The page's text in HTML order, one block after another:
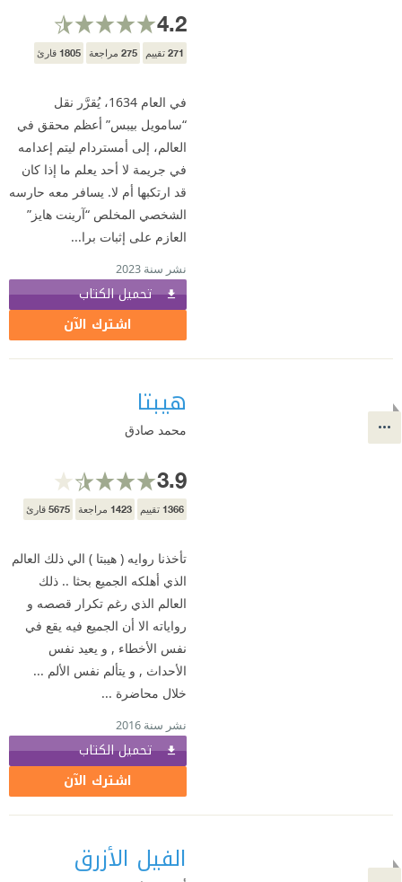
4.2
271 تقييم 275 مراجعة 1805 قارئ
في العام 1634، يُقرَّر نقل
“سامويل بيبس” أعظم محقق في
العالم، إلى أمستردام ليتم إعدامه
في جريمة لا أحد يعلم ما إذا كان
قد ارتكبها أم لا. يسافر معه حارسه
الشخصي المخلص “آرينت هايز”
العازم على إثبات برا...
نشر سنة 2023
تحميل الكتاب
اشترك الآن
هيبتا
محمد صادق
3.9
1366 تقييم 1423 مراجعة 5675 قارئ
تأخذنا روايه ( هيبتا ) الي ذلك العالم
الذي أهلكه الجميع بحثا .. ذلك
العالم الذي رغم تكرار قصصه و
رواياته الا أن الجميع فيه يقع في
نفس الأخطاء , و يعيد نفس
الأحداث , و يتألم نفس الألم ...
خلال محاضرة ...
نشر سنة 2016
تحميل الكتاب
اشترك الآن
الفيل الأزرق